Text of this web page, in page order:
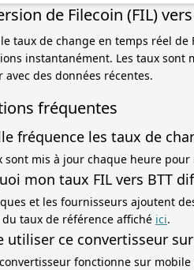
de Filecoin (FIL)
taux de change en temps réel de
instantanément. Les taux
avec des données récentes.
fréquentes
fréquence les taux de
sont mis à jour chaque heure
mon taux FIL vers BTT
et les fournisseurs ajoutent
taux de référence affiché ici.
utiliser ce convertisseur
fonctionne sur mobile